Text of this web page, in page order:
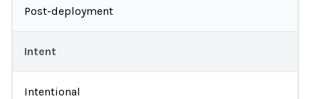
Post-deployment
Intent
Intentional